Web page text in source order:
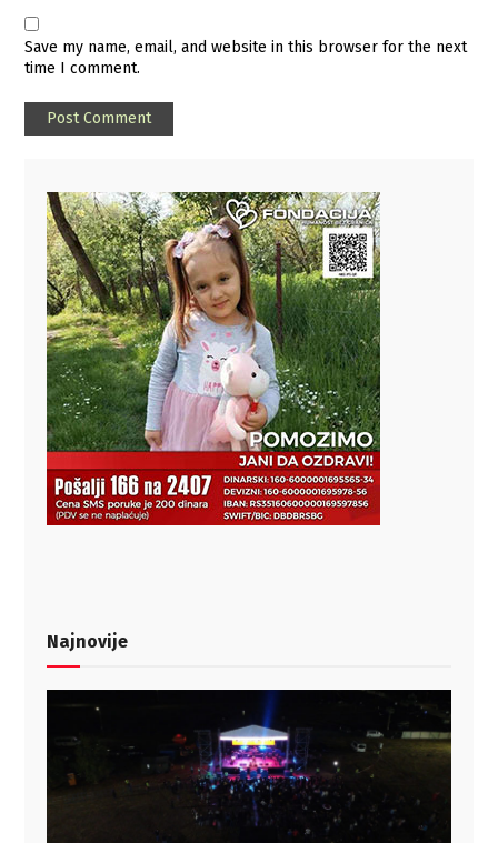
Save my name, email, and website in this browser for the next
time I comment.
Najnovije